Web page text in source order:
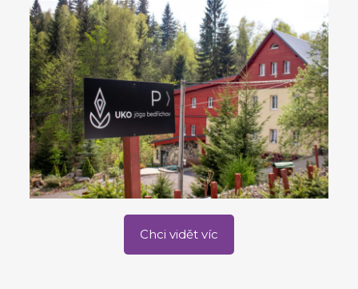
Chci vidět víc